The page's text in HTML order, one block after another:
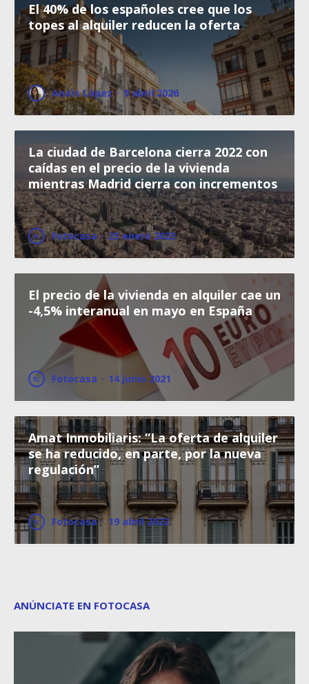
El 40% de los españoles cree que los
topes al alquiler reducen la oferta
Anaïs López · 9 abril 2026
La ciudad de Barcelona cierra 2022 con
caídas en el precio de la vivienda
mientras Madrid cierra con incrementos
Fotocasa · 23 enero 2023
El precio de la vivienda en alquiler cae un
-4,5% interanual en mayo en España
Fotocasa · 14 junio 2021
Amat Inmobiliaris: “La oferta de alquiler
se ha reducido, en parte, por la nueva
regulación”
Fotocasa · 19 abril 2022
ANÚNCIATE EN FOTOCASA